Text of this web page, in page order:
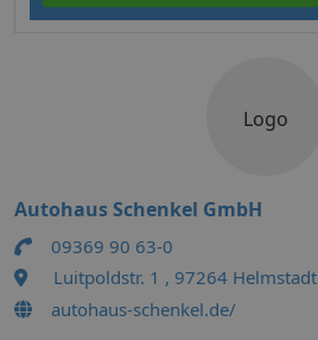
Logo
Autohaus Schenkel GmbH
09369 90 63-0
Luitpoldstr. 1 , 97264 Helmstadt
autohaus-schenkel.de/